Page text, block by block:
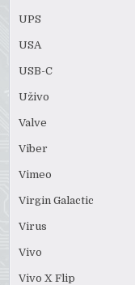
UPS
USA
USB-C
Uživo
Valve
Viber
Vimeo
Virgin Galactic
Virus
Vivo
Vivo X Flip